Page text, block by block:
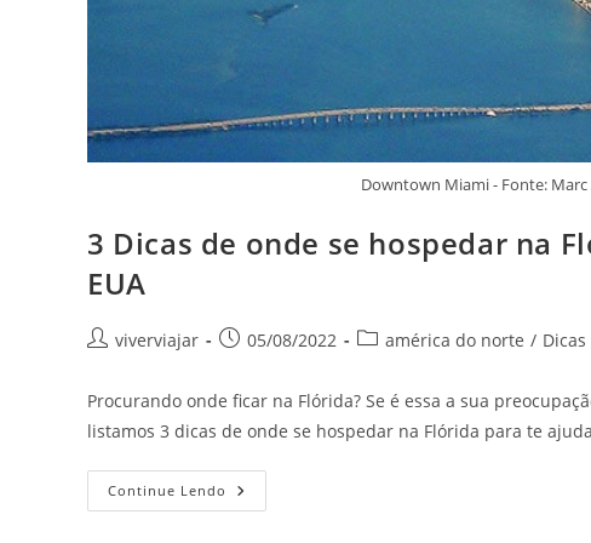
Downtown Miami - Fonte:
3 Dicas de onde se hospedar na
EUA
Autorviverviajar
Post05/08/2022
Categoria
post:
américa do norte / Dicas
Procurando onde ficar na Flórida? Se é essa a sua
listamos 3 dicas de onde se hospedar na Flórida para te
Continue Lendo
Dicas